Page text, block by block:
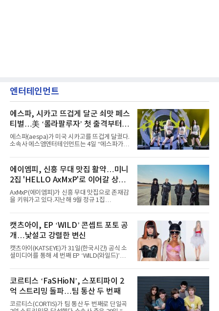
엔터테인먼트
에스파, 시카고 뜨겁게 달군 쇠맛 페스
티벌…美 ‘롤라팔루자’ 첫 출격부터
증명한 존재감
에스파(aespa)가 미국 시카고를 뜨겁게 달궜다.
소속사 에스엠엔터테인먼트는 4일 “에스파가
서 열린 ‘롤라팔루자 시카고’(Lollapalooza
Chicago)의 알리안츠 스테이지에 올랐다”며
“총 14곡으로 구성된 세트리스트를 선사, 데뷔 7
년 차다운 노련한 무대 매너와 파워풀한 에너지
로 현장의 분위기를 압도했다”고 밝혔다.1991
년 시작된 ‘롤라팔루자’는 8개 스테이지, 170여
팀의 아티스트와 40만 명 이상의 관객이 운집하
코르티스 등 K팝 스타들이 출연진 명단에 이름
을 올렸다.이날 에스파는
에이엠피, 신흥 무대 맛집 활약…미니
2집 'HELLO AxMxP'로 이어갈 상승
세
AxMxP(에이엠피)가 신흥 무대 맛집으로 존재감
을 키워가고 있다.지난해 9월 정규 1집
AxMxP는 데뷔 전부터 버스킹과 각종 페스티벌,
공연 무대에 오르며 실전 경험을 쌓아왔다.이들
은 소속사 패밀리 콘서트를 비롯해 '뷰티풀 민트
라이프 2025', '2025 부산국제록페스티벌' 등 대
형 무대에 잇달아 출연해 당찬 에너지와 풋풋한
매력으로 음악팬들의 눈도장을 찍었다.이후
AxMxP는 '카운트다운 판타지 2025-2026',
정적인 실력을 입증했고, 올해 '2026 어썸뮤직
페스티벌', '뷰티풀 민트 라이프 2026', '2026
캣츠아이, EP ‘WILD’ 콘셉트 포토 공
개…낯설고 강렬한 변신
캣츠아이(KATSEYE)가 31일(한국시간) 공식 소
셜미디어를 통해 세 번째 EP ‘WILD(와일드)’의
heart(와일드 하트)’라는 제목이 붙은 콘셉트 포
토에는 멤버들의 본능적이고 야성적인 면모가
강렬하게 담겼다. 짙은 아이섀도와 푸른빛·금빛·
붉은빛의 컬러 렌즈가 비현실적인 분위기를 자
아내고, 여러 원색이 불규칙하게 뒤섞인 멀티컬
러 헤어와 과감한 블루·블랙 립 메이크업이 낯설
코르티스 ‘FaSHioN’, 스포티파이 2
억 스트리밍 돌파…팀 통산 두 번째
코르티스(CORTIS)가 팀 통산 두 번째로 단일곡